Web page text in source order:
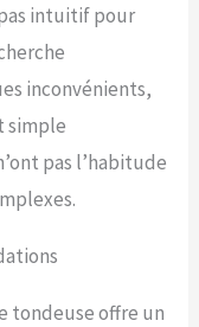
intuitif pour
inconvénients,
simple
pas l’habitude
tondeuse offre un